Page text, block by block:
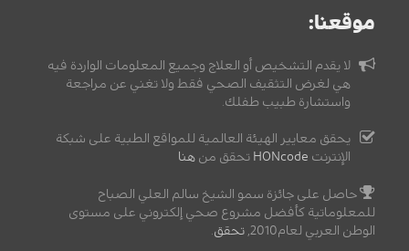
موقعنا:
لا يقدم التشخيص أو العلاج وجميع المعلومات الواردة فيه
هي لغرض التثقيف الصحي فقط ولا تغني عن مراجعة
واستشارة طبيب طفلك.
يحقق معايير الهيئة العالمية للمواقع الطبية على شبكة
الإنترنت HONcode تحقق من هنا
حاصل على جائزة سمو الشيخ سالم العلي الصباح
للمعلوماتية كأفضل مشروع صحي إلكتروني على مستوى
الوطن العربي لعام2010,
تحقق.